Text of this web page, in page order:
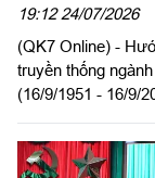
quân năm
19:12 24/07/2026
(QK7 Online) -
truyền thống
(16/9/1951 - 16/9/
chức tại Quân khu